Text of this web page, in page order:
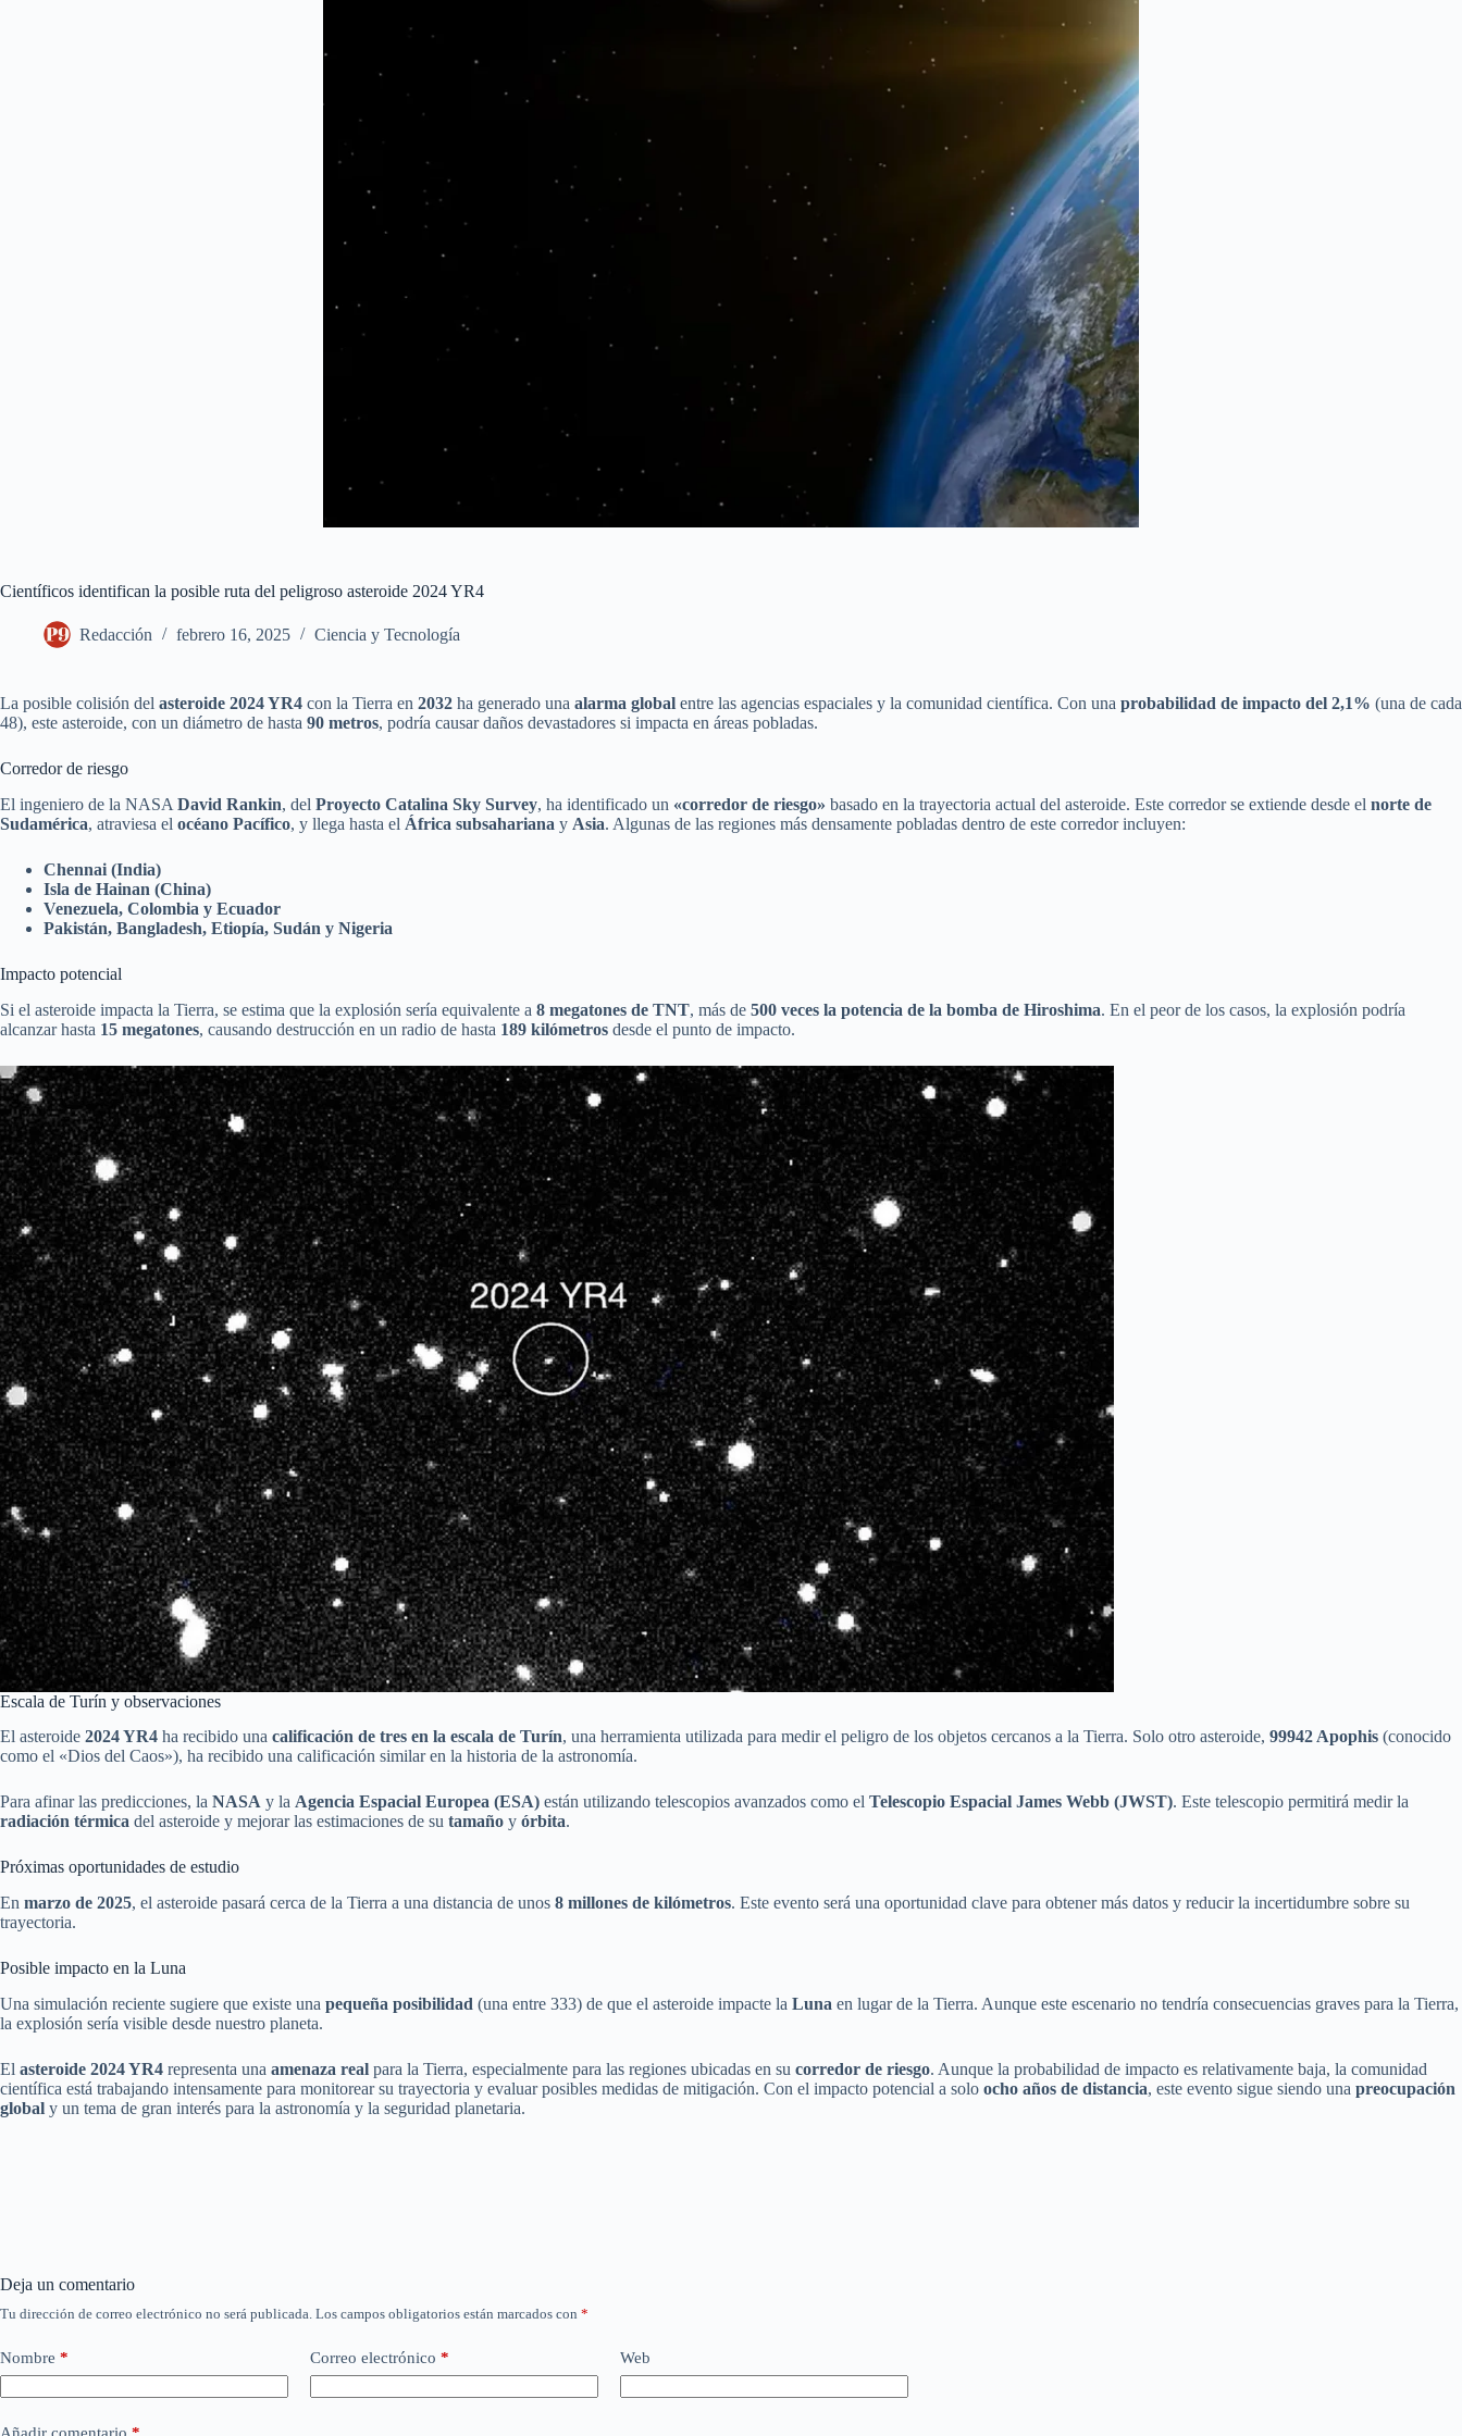
Científicos identifican la posible ruta del peligroso asteroide 2024 YR4
Redacción febrero 16, 2025 Ciencia y Tecnología
La posible colisión del asteroide 2024 YR4 con la Tierra en 2032 ha generado una alarma global entre las agencias espaciales y la comunidad científica. Con una probabilidad de impacto del 2,1% (una de cada
48), este asteroide, con un diámetro de hasta 90 metros, podría causar daños devastadores si impacta en áreas pobladas.
Corredor de riesgo
El ingeniero de la NASA David Rankin, del Proyecto Catalina Sky Survey, ha identificado un «corredor de riesgo» basado en la trayectoria actual del asteroide. Este corredor se extiende desde el norte de
Sudamérica, atraviesa el océano Pacífico, y llega hasta el África subsahariana y Asia. Algunas de las regiones más densamente pobladas dentro de este corredor incluyen:
Chennai (India)
Isla de Hainan (China)
Venezuela, Colombia y Ecuador
Pakistán, Bangladesh, Etiopía, Sudán y Nigeria
Impacto potencial
Si el asteroide impacta la Tierra, se estima que la explosión sería equivalente a 8 megatones de TNT, más de 500 veces la potencia de la bomba de Hiroshima. En el peor de los casos, la explosión podría
alcanzar hasta 15 megatones, causando destrucción en un radio de hasta 189 kilómetros desde el punto de impacto.
Escala de Turín y observaciones
El asteroide 2024 YR4 ha recibido una calificación de tres en la escala de Turín, una herramienta utilizada para medir el peligro de los objetos cercanos a la Tierra. Solo otro asteroide, 99942 Apophis (conocido
como el «Dios del Caos»), ha recibido una calificación similar en la historia de la astronomía.
Para afinar las predicciones, la NASA y la Agencia Espacial Europea (ESA) están utilizando telescopios avanzados como el Telescopio Espacial James Webb (JWST). Este telescopio permitirá medir la
radiación térmica del asteroide y mejorar las estimaciones de su tamaño y órbita.
Próximas oportunidades de estudio
En marzo de 2025, el asteroide pasará cerca de la Tierra a una distancia de unos 8 millones de kilómetros. Este evento será una oportunidad clave para obtener más datos y reducir la incertidumbre sobre su
trayectoria.
Posible impacto en la Luna
Una simulación reciente sugiere que existe una pequeña posibilidad (una entre 333) de que el asteroide impacte la Luna en lugar de la Tierra. Aunque este escenario no tendría consecuencias graves para la Tierra,
la explosión sería visible desde nuestro planeta.
El asteroide 2024 YR4 representa una amenaza real para la Tierra, especialmente para las regiones ubicadas en su corredor de riesgo. Aunque la probabilidad de impacto es relativamente baja, la comunidad
científica está trabajando intensamente para monitorear su trayectoria y evaluar posibles medidas de mitigación. Con el impacto potencial a solo ocho años de distancia, este evento sigue siendo una preocupación
global y un tema de gran interés para la astronomía y la seguridad planetaria.
Deja un comentario
Tu dirección de correo electrónico no será publicada. Los campos obligatorios están marcados con *
Nombre * Correo electrónico * Web